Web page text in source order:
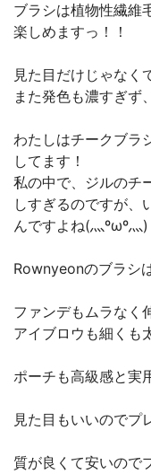
ブラシは植物性繊維
楽しめますっ！！
見た目だけじゃなく
また発色も濃すぎず
わたしはチークブラ
してます！
私の中で、ジルのチ
しすぎるのですが、
んですよね(灬ºωº灬)
Rownyeonのブラシ
ファンデもムラなく
アイブロウも細く
ポーチも高級感と
見た目もいいのでプ
質が良くて安いので